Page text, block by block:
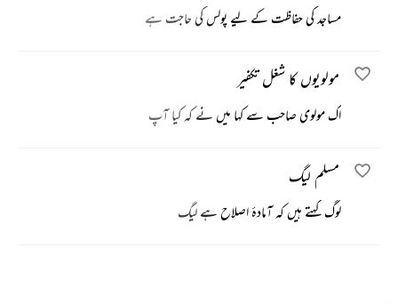
مساجد کی حفاظت کے لیے پولس کی حاجت ہے
مولویوں کا شغل تکفیر
اک مولوی صاحب سے کہا میں نے کہ کیا آپ
مسلم لیگ
لوگ کہتے ہیں کہ آمادۂ اصلاح ہے لیگ